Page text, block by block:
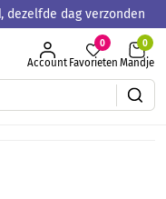
, dezelfde dag verzonden
Account Favorieten Mandje
0